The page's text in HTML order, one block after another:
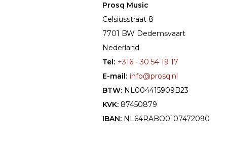
Prosq Music
Celsiusstraat 8
7701 BW Dedemsvaart
Nederland
Tel: +316 - 30 54 19 17
E-mail: info@prosq.nl
BTW: NL004415909B23
KVK: 87450879
IBAN: NL64RABO0107472090